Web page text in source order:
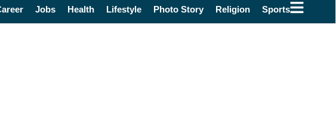
Jobs Health Lifestyle Photo Story Religion Sports